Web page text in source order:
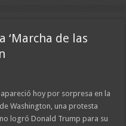
‘Marcha de las
hoy por sorpresa en la
Washington, una protesta
logró Donald Trump para su